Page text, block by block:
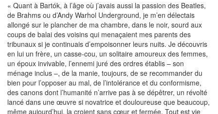
« Quant à Bartók, à l’âge où j’avais aussi la passion des Beatles,
de Brahms ou d’Andy Warhol Underground, je m’en délectais
allongé sur le plancher de ma chambre, dans le noir, sourd aux
coups de balai des voisins qui menaçaient mes parents des
tribunaux si je continuais d’empoisonner leurs nuits. Je découvris
en lui un frère, un casse-cou, un solitaire amoureux des femmes,
un époux invivable, l’ennemi juré des ordres établis – son
ménage inclus –, de la manie, toujours, de se recommander du
bien pour l’opposer au mal, de l’intolérance et du conformisme,
des canons dont l’humanité n’arrive pas à se dépêtrer, un révolté
lancé dans une œuvre si novatrice et douloureuse que beaucoup,
même aujourd’hui, la croient sans cœur et fermée. Tout est vie